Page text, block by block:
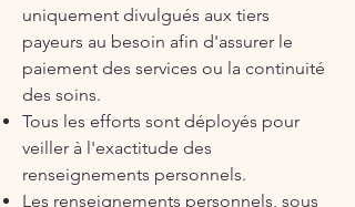
uniquement divulgués aux tiers
payeurs au besoin afin d'assurer le
paiement des services ou la continuité
des soins.
Tous les efforts sont déployés pour
veiller à l'exactitude des
renseignements personnels.
Les renseignements personnels, sous